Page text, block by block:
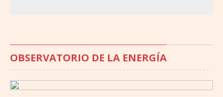
OBSERVATORIO DE LA ENERGÍA